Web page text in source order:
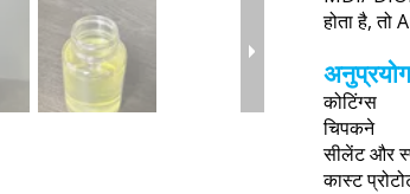
होता है, तो
कोटिंग्स
चिपकने
सीलेंट और
कास्ट